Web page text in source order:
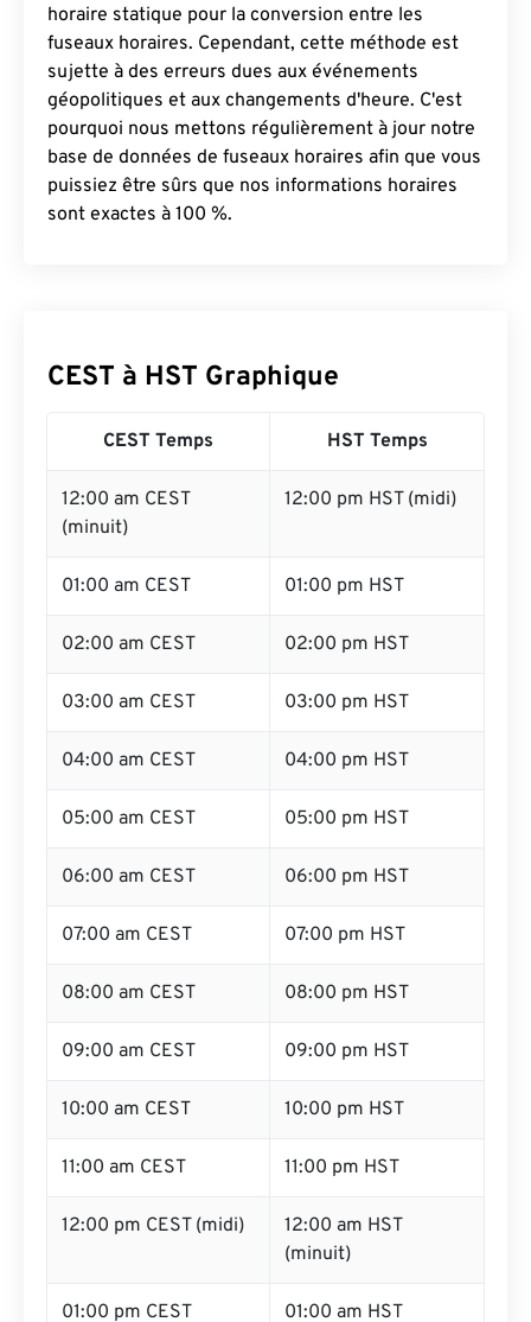
horaire statique pour la conversion entre les
fuseaux horaires. Cependant, cette méthode est
sujette à des erreurs dues aux événements
géopolitiques et aux changements d'heure. C'est
pourquoi nous mettons régulièrement à jour notre
base de données de fuseaux horaires afin que vous
puissiez être sûrs que nos informations horaires
sont exactes à 100 %.
CEST à HST Graphique
CEST Temps HST Temps
12:00 am CEST
(minuit)
12:00 pm HST (midi)
01:00 am CEST 01:00 pm HST
02:00 am CEST 02:00 pm HST
03:00 am CEST 03:00 pm HST
04:00 am CEST 04:00 pm HST
05:00 am CEST 05:00 pm HST
06:00 am CEST 06:00 pm HST
07:00 am CEST 07:00 pm HST
08:00 am CEST 08:00 pm HST
09:00 am CEST 09:00 pm HST
10:00 am CEST 10:00 pm HST
11:00 am CEST 11:00 pm HST
12:00 pm CEST (midi)
12:00 am HST
(minuit)
01:00 pm CEST 01:00 am HST